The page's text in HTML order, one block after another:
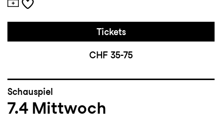
Tickets
CHF 35-75
Schauspiel
7.4 Mittwoch